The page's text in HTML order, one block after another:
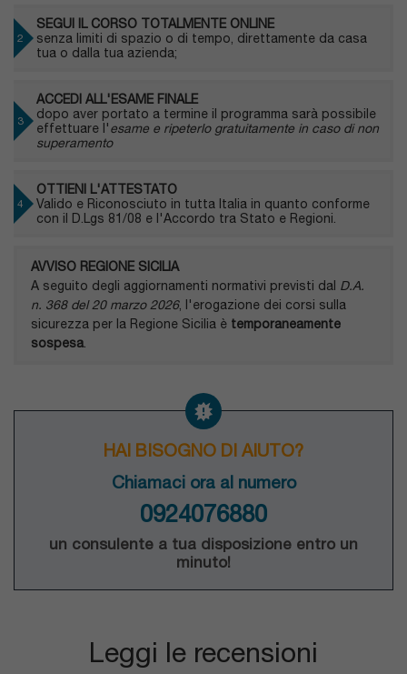
SEGUI IL CORSO TOTALMENTE ONLINE
senza limiti di spazio o di tempo, direttamente da casa
tua o dalla tua azienda;
ACCEDI ALL'ESAME FINALE
dopo aver portato a termine il programma sarà possibile
effettuare l'esame e ripeterlo gratuitamente in caso di non
superamento
OTTIENI L'ATTESTATO
Valido e Riconosciuto in tutta Italia in quanto conforme
con il D.Lgs 81/08 e l'Accordo tra Stato e Regioni.
AVVISO REGIONE SICILIA
A seguito degli aggiornamenti normativi previsti dal D.A.
n. 368 del 20 marzo 2026, l'erogazione dei corsi sulla
sicurezza per la Regione Sicilia è temporaneamente
sospesa.
HAI BISOGNO DI AIUTO?
Chiamaci ora al numero
0924076880
un consulente a tua disposizione entro un
minuto!
Leggi le recensioni